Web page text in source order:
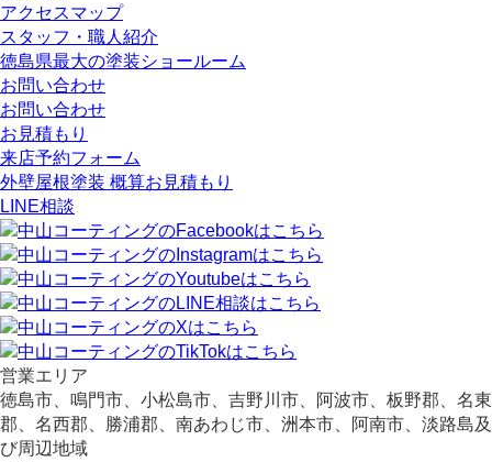
アクセスマップ
スタッフ・職人紹介
徳島県最大の塗装ショールーム
お問い合わせ
お問い合わせ
お見積もり
来店予約フォーム
外壁屋根塗装 概算お見積もり
LINE相談
営業エリア
徳島市、鳴門市、小松島市、吉野川市、阿波市、板野郡、名東
郡、名西郡、勝浦郡、南あわじ市、洲本市、阿南市、淡路島及
び周辺地域